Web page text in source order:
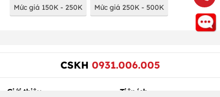
Mức giá 150K - 250K Mức giá 250K - 500K
CSKH 0931.006.005
Giới thiệu Tiện ích